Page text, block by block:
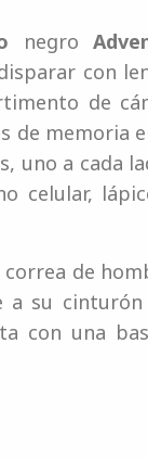
negro
con
de
de memoria
uno a cada
celular,
de
a su
con una